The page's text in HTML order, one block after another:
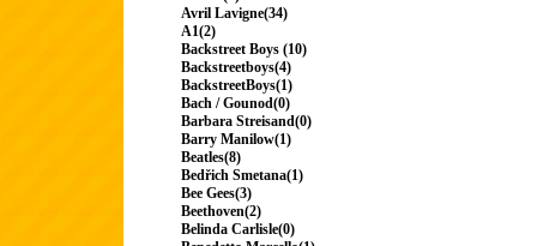
Avril Lavigne(34)
A1(2)
Backstreet Boys (10)
Backstreetboys(4)
BackstreetBoys(1)
Bach / Gounod(0)
Barbara Streisand(0)
Barry Manilow(1)
Beatles(8)
Bedřich Smetana(1)
Bee Gees(3)
Beethoven(2)
Belinda Carlisle(0)